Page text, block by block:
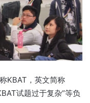
KBAT，英文简称
试题过于复杂”等负